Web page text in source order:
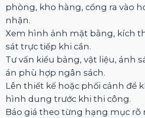
phòng, kho hàng, cổng ra vào
nhận.
Xem hình ảnh mặt bằng, kích
sát trực tiếp khi cần.
Tư vấn kiểu bảng, vật liệu, ánh
án phù hợp ngân sách.
Lên thiết kế hoặc phối cảnh để
hình dung trước khi thi công.
Báo giá theo từng hạng mục rõ